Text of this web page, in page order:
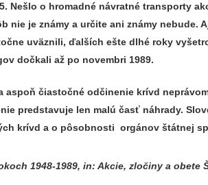
Nešlo o hromadné návratné transporty
nie je známy a určite ani známy
uväznili, ďalších ešte dlhé roky
dočkali až po novembri 1989.
čiastočné odčinenie krívd
predstavuje len malú časť náhrady.
krívd a o pôsobnosti orgánov štátnej
1948-1989, in: Akcie, zločiny a obete